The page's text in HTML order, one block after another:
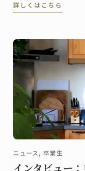
詳しくはこちら
ニュース, 卒業生
インタビュー